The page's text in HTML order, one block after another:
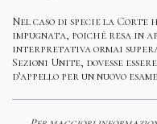
Nel caso di specie la Corte
impugnata, poiché resa in
interpretativa ormai
Sezioni Unite, dovesse
d’appello per un nuovo